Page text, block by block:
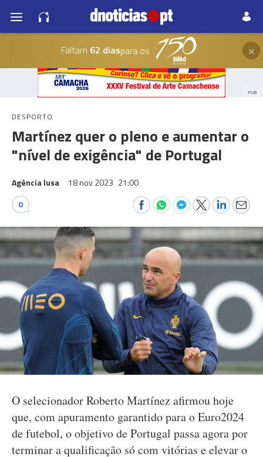
Faltam 62 diaspara os ×
PUB
DESPORTO
Martínez quer o pleno e aumentar o
"nível de exigência" de Portugal
Agência lusa 18 nov 2023 21:00
0
O selecionador Roberto Martínez afirmou hoje
que, com apuramento garantido para o Euro2024
de futebol, o objetivo de Portugal passa agora por
terminar a qualificação só com vitórias e elevar o